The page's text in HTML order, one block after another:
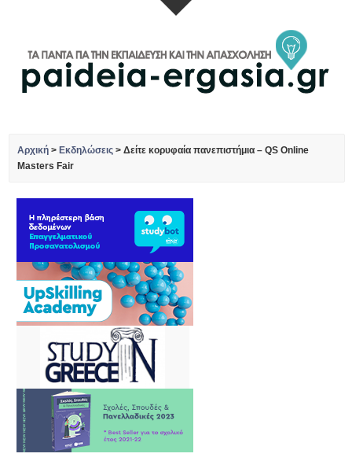
Αρχική > Εκδηλώσεις >Δείτε κορυφαία πανεπιστήμια – QS Online
Masters Fair